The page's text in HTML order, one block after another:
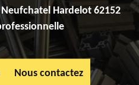
Hardelot 62152
Nous contactez